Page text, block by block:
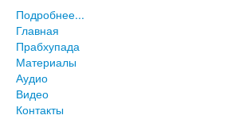
Подробнее...
Главная
Прабхупада
Материалы
Аудио
Видео
Контакты